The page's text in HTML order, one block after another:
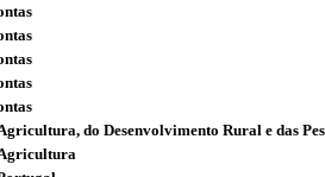
do Desenvolvimento Rural e das